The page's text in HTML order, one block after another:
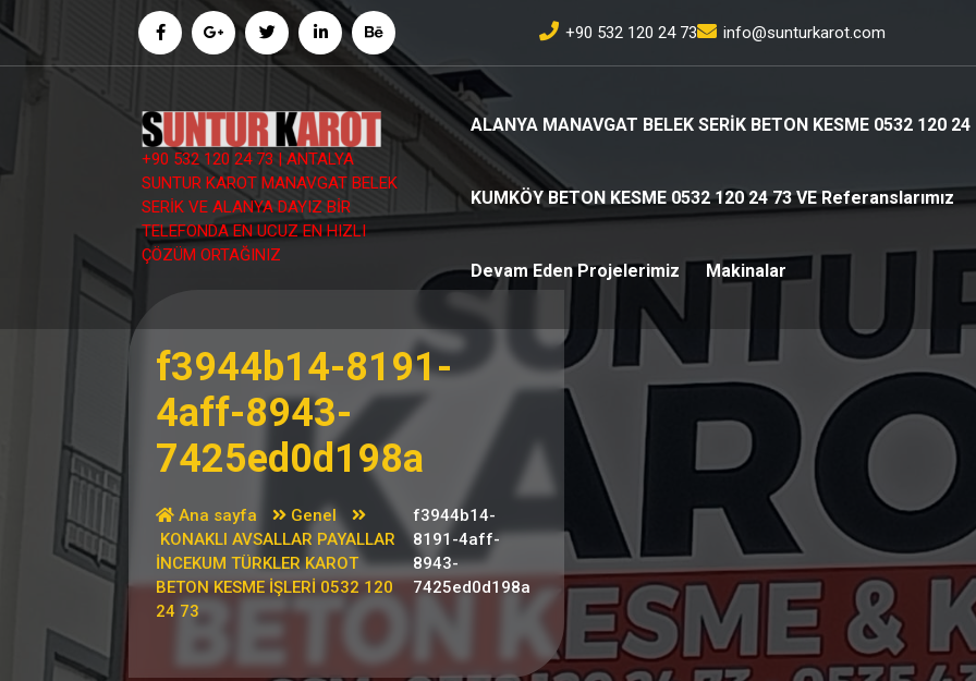
geç
+90 532 120 24 73 info@sunturkarot.com
+90 532 120 24 73 | ANTALYA
SUNTUR KAROT MANAVGAT BELEK
SERİK VE ALANYA DAYIZ BİR
TELEFONDA EN UCUZ EN HIZLI
ÇÖZÜM ORTAĞINIZ
ALANYA MANAVGAT BELEK SERİK BETON KESME 0532 120 24
KUMKÖY BETON KESME 0532 120 24 73 VE Referanslarımız
Devam Eden Projelerimiz Makinalar
f3944b14-8191-
4aff-8943-
7425ed0d198a
Ana sayfa
Genel
KONAKLI AVSALLAR PAYALLAR
İNCEKUM TÜRKLER KAROT
BETON KESME İŞLERİ 0532 120
24 73
f3944b14-
8191-4aff-
8943-
7425ed0d198a